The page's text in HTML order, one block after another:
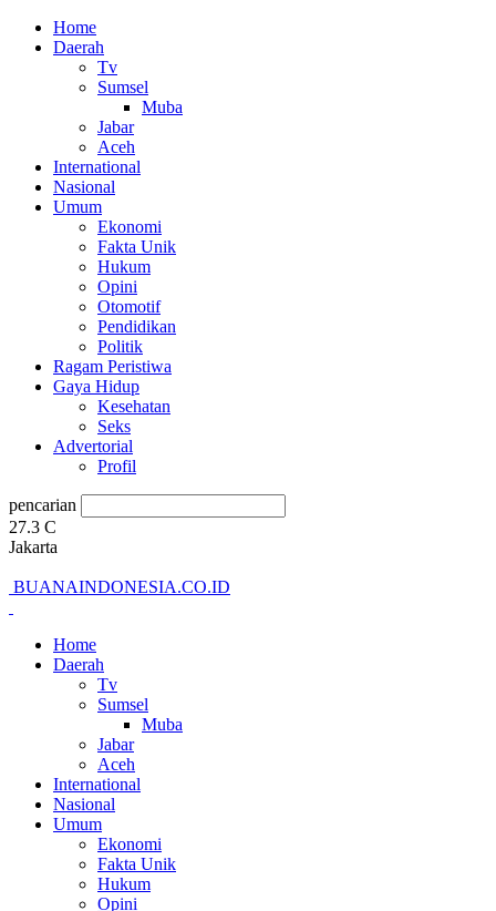
Home
Daerah
Tv
Sumsel
Muba
Jabar
Aceh
International
Nasional
Umum
Ekonomi
Fakta Unik
Hukum
Opini
Otomotif
Pendidikan
Politik
Ragam Peristiwa
Gaya Hidup
Kesehatan
Seks
Advertorial
Profil
pencarian
27.3 C
Jakarta
BUANAINDONESIA.CO.ID
Home
Daerah
Tv
Sumsel
Muba
Jabar
Aceh
International
Nasional
Umum
Ekonomi
Fakta Unik
Hukum
Opini